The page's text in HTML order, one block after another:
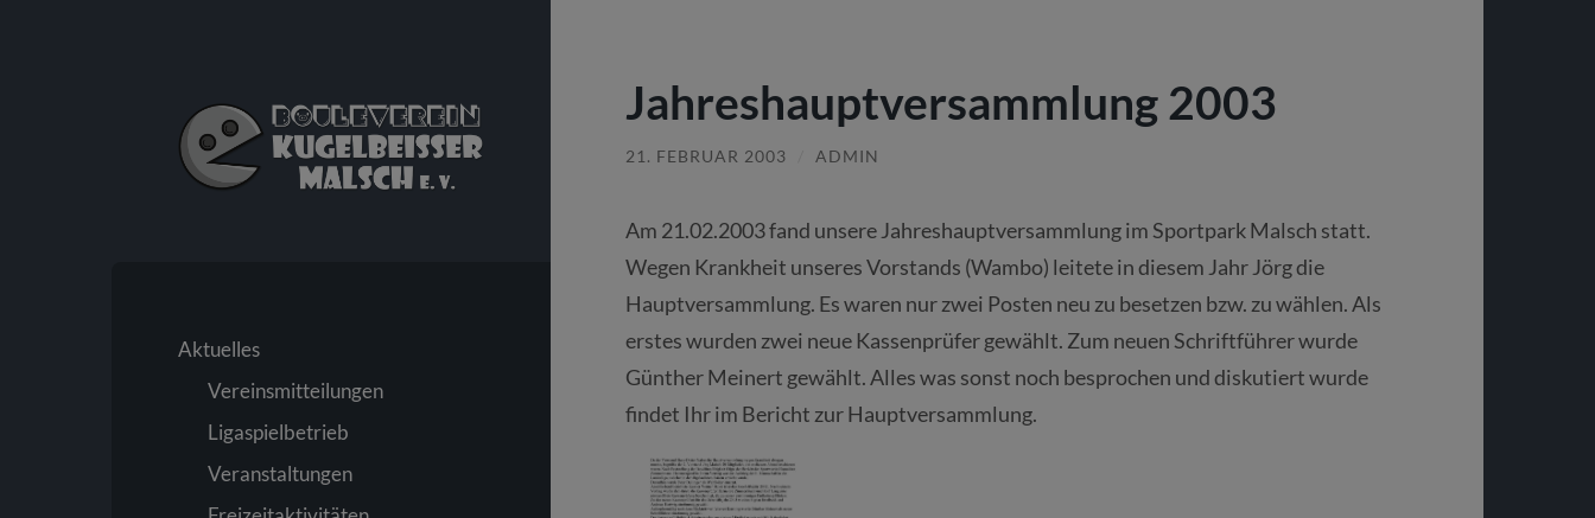
Aktuelles
Vereinsmitteilungen
Ligaspielbetrieb
Veranstaltungen
Jahreshauptversammlung 2003
21. FEBRUAR 2003 ADMIN
Am 21.02.2003 fand unsere Jahreshauptversammlung im Sportpark Malsch statt.
Wegen Krankheit unseres Vorstands (Wambo) leitete in diesem Jahr Jörg die
Hauptversammlung. Es waren nur zwei Posten neu zu besetzen bzw. zu wählen. Als
erstes wurden zwei neue Kassenprüfer gewählt. Zum neuen Schriftführer wurde
Günther Meinert gewählt. Alles was sonst noch besprochen und diskutiert wurde
findet Ihr im Bericht zur Hauptversammlung.